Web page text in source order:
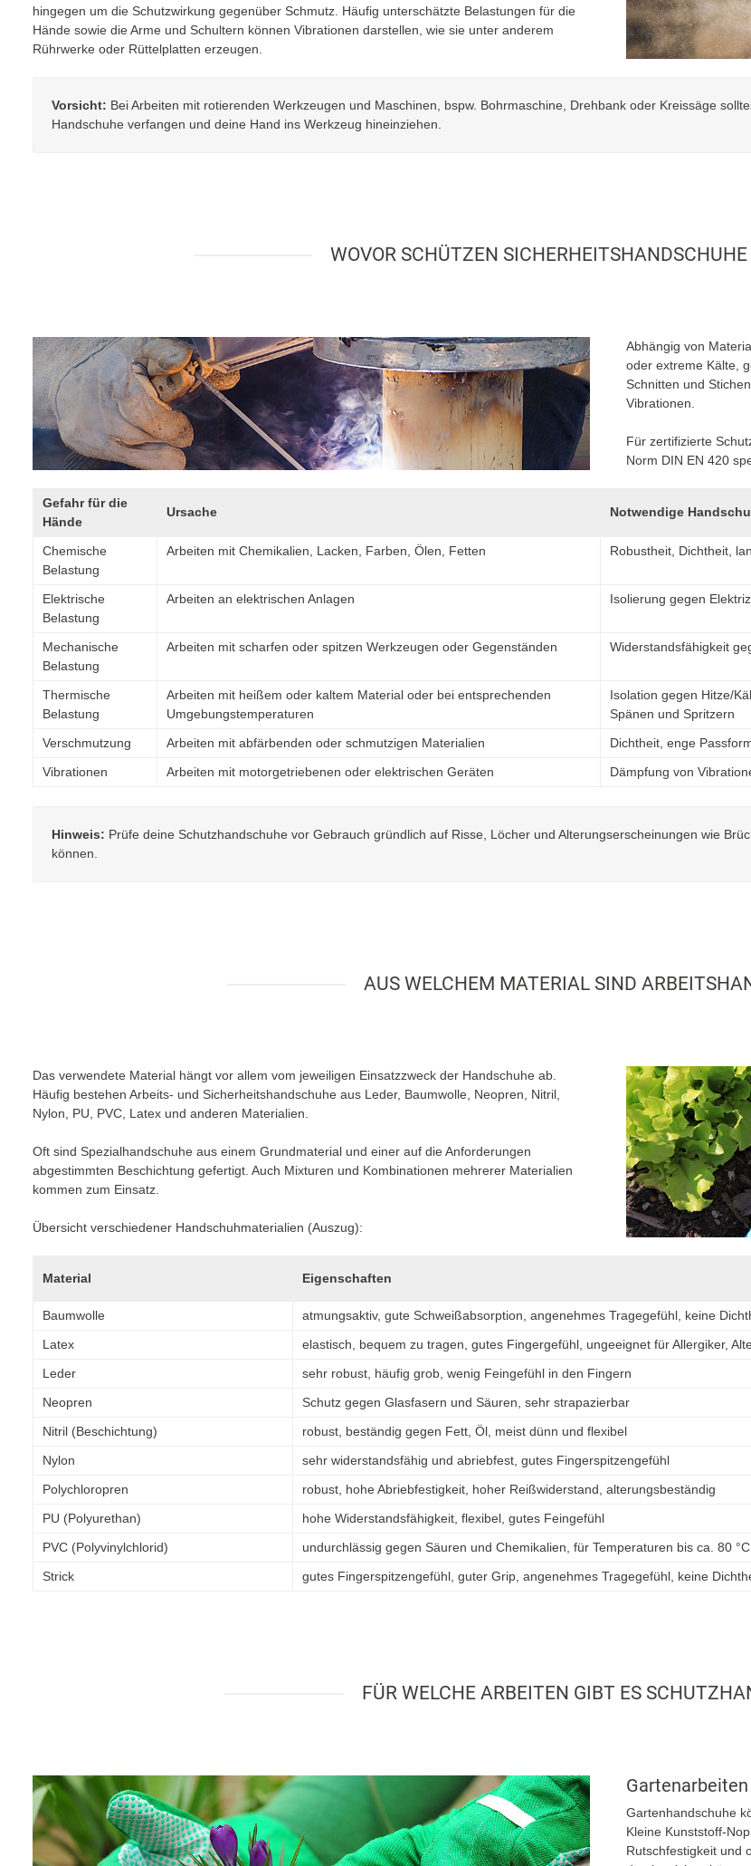
hingegen um die Schutzwirkung gegenüber Schmutz. Häufig unterschätzte Belastungen für die
Hände sowie die Arme und Schultern können Vibrationen darstellen, wie sie unter anderem
Rührwerke oder Rüttelplatten erzeugen.
Vorsicht: Bei Arbeiten mit rotierenden Werkzeugen und Maschinen, bspw. Bohrmaschine, Drehbank oder Kreissäge
Handschuhe verfangen und deine Hand ins Werkzeug hineinziehen.
WOVOR SCHÜTZEN
Abhängig von
oder extreme Kälte,
Schnitten und
Vibrationen.
Für zertifizierte
Norm DIN EN 420
Gefahr für die
Hände
Ursache Notwendige
Chemische
Belastung
Arbeiten mit Chemikalien, Lacken, Farben, Ölen, Fetten Robustheit, Dichtheit,
Elektrische
Belastung
Arbeiten an elektrischen Anlagen Isolierung gegen
Mechanische
Belastung
Arbeiten mit scharfen oder spitzen Werkzeugen oder Gegenständen Widerstandsfähigkeit
Thermische
Belastung
Arbeiten mit heißem oder kaltem Material oder bei entsprechenden
Umgebungstemperaturen
Isolation gegen Hitze/
Spänen und Spritzern
Verschmutzung
Arbeiten mit abfärbenden oder schmutzigen Materialien Dichtheit, enge
Vibrationen
Arbeiten mit motorgetriebenen oder elektrischen Geräten Dämpfung von
Hinweis: Prüfe deine Schutzhandschuhe vor Gebrauch gründlich auf Risse, Löcher und Alterungserscheinungen wie
können.
AUS WELCHEM MATERIAL SIND
Das verwendete Material hängt vor allem vom jeweiligen Einsatzzweck der Handschuhe ab.
Häufig bestehen Arbeits- und Sicherheitshandschuhe aus Leder, Baumwolle, Neopren, Nitril,
Nylon, PU, PVC, Latex und anderen Materialien.
Oft sind Spezialhandschuhe aus einem Grundmaterial und einer auf die Anforderungen
abgestimmten Beschichtung gefertigt. Auch Mixturen und Kombinationen mehrerer Materialien
kommen zum Einsatz.
Übersicht verschiedener Handschuhmaterialien (Auszug):
Material Eigenschaften
Baumwolle
atmungsaktiv, gute Schweißabsorption, angenehmes Tragegefühl, keine
Latex
elastisch, bequem zu tragen, gutes Fingergefühl, ungeeignet für Allergiker,
Leder
sehr robust, häufig grob, wenig Feingefühl in den Fingern
Neopren
Schutz gegen Glasfasern und Säuren, sehr strapazierbar
Nitril (Beschichtung)
robust, beständig gegen Fett, Öl, meist dünn und flexibel
Nylon
sehr widerstandsfähig und abriebfest, gutes Fingerspitzengefühl
Polychloropren
robust, hohe Abriebfestigkeit, hoher Reißwiderstand, alterungsbeständig
PU (Polyurethan)
hohe Widerstandsfähigkeit, flexibel, gutes Feingefühl
PVC (Polyvinylchlorid)
undurchlässig gegen Säuren und Chemikalien, für Temperaturen bis ca. 80 °C
Strick
gutes Fingerspitzengefühl, guter Grip, angenehmes Tragegefühl, keine
FÜR WELCHE ARBEITEN GIBT ES
Gartenarbeiten
Gartenhandschuhe
Kleine Kunststoff-
Rutschfestigkeit und